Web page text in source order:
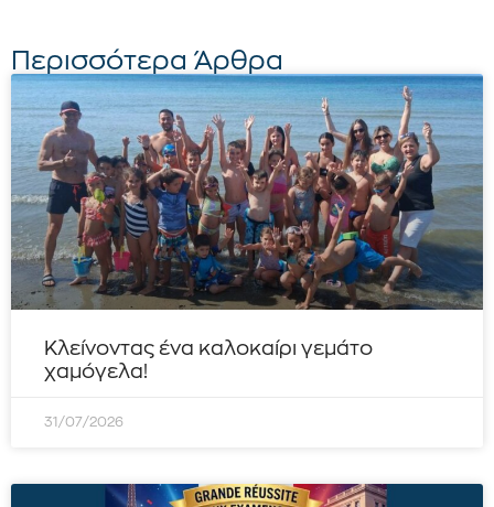
Περισσότερα Άρθρα
Κλείνοντας ένα καλοκαίρι γεμάτο
χαμόγελα!
31/07/2026